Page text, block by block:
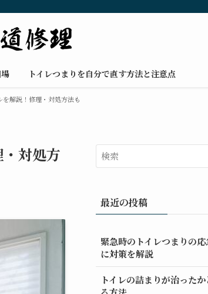
トイレつまりを自分で直す方法と注意点
解説！修理・対処方法も
対処方
最近の投稿
緊急時のトイレつまりの
に対策を解説
トイレの詰まりが治った